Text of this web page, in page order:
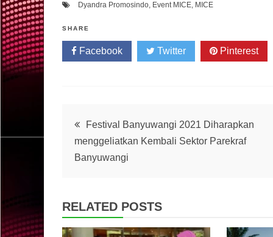
Dyandra Promosindo, Event MICE, MICE
SHARE
Facebook Twitter Pinterest
Post
navigation
Festival Banyuwangi 2021 Diharapkan
menggeliatkan Kembali Sektor Parekraf
Banyuwangi
RELATED POSTS